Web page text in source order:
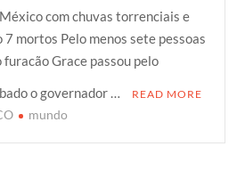
a
r
e
com chuvas torrenciais e
mortos Pelo menos sete pessoas
Grace passou pelo
o governador …
READ MORE
mundo